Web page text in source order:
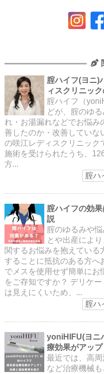
腟ハイフ(ヨニ)
ィスクリニッ
腟ハイフ（
どが、腟のゆ
れ・お湯漏れなどでお悩み
善したのか・改善していな
の咲江レディスクリニック
施術を受けられたうち、
方...
腟ハ
腟ハイフの効
説
腟のゆるみや
とや出産によ
関するお悩みを抱えている
することに抵抗のある方へ
でメスを使用せず簡単にお
をご存知ですか？ デリケ
は見えにくいため、...
腟ハ
yoniHIFU(ヨニ
療効果がアッ
最近では、高
など治療機械